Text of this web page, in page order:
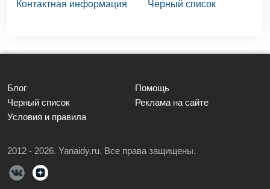
Контактная информация
Черный список
Блог
Помощь
Черный список
Реклама на сайте
Условия и правила
2012 - 2026. Yanaidy.ru. Все права защищены.